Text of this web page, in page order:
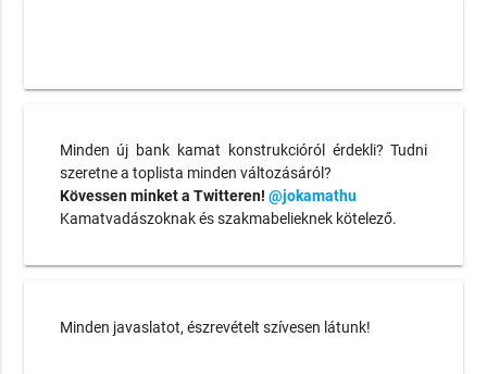
Minden új bank kamat konstrukcióról érdekli? Tudni
szeretne a toplista minden változásáról?
Kövessen minket a Twitteren! @jokamathu
Kamatvadászoknak és szakmabelieknek kötelező.
Minden javaslatot, észrevételt szívesen látunk!